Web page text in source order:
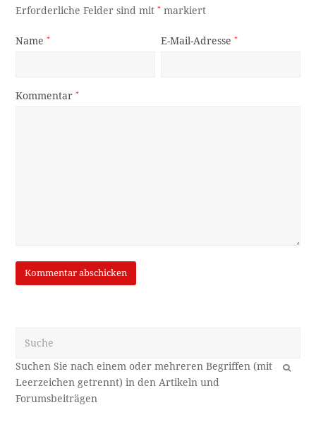
Erforderliche Felder sind mit* markiert
Name* E-Mail-Adresse*
Kommentar*
OK